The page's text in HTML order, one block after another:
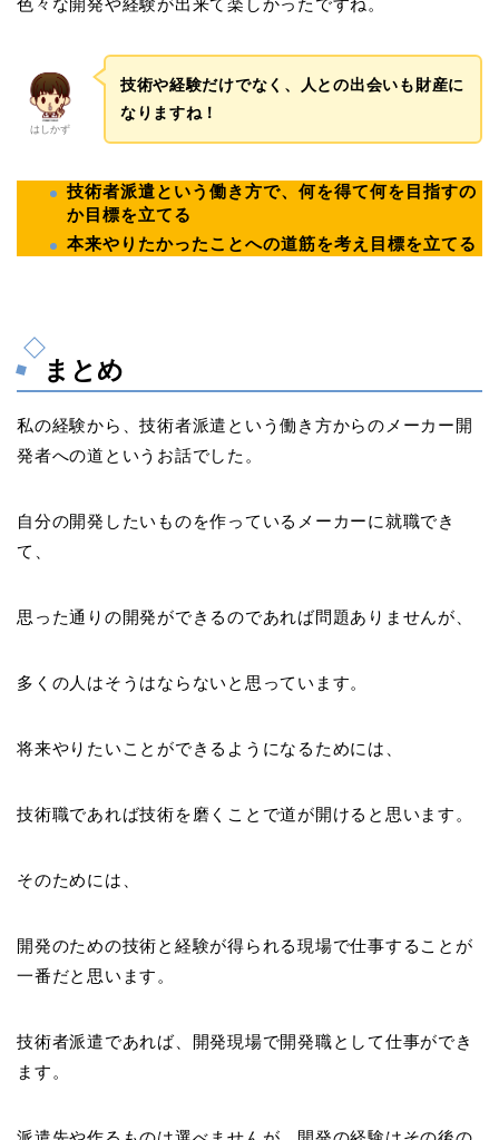
色々な開発や経験が出来て楽しかったですね。
はしかず
技術や経験だけでなく、人との出会いも財産に
なりますね！
技術者派遣という働き方で、何を得て何を目指すの
か目標を立てる
本来やりたかったことへの道筋を考え目標を立てる
まとめ
私の経験から、技術者派遣という働き方からのメーカー開
発者への道というお話でした。
自分の開発したいものを作っているメーカーに就職でき
て、
思った通りの開発ができるのであれば問題ありませんが、
多くの人はそうはならないと思っています。
将来やりたいことができるようになるためには、
技術職であれば技術を磨くことで道が開けると思います。
そのためには、
開発のための技術と経験が得られる現場で仕事することが
一番だと思います。
技術者派遣であれば、開発現場で開発職として仕事ができ
ます。